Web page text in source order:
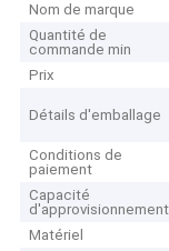
Nom de marque
Quantité de
commande min
Prix
Détails d'emballage
Conditions de
paiement
Capacité
d'approvisionnement
Matériel